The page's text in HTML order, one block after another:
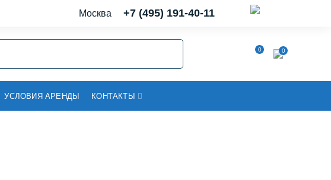
Москва +7 (495) 191-40-11
0 0
УСЛОВИЯ АРЕНДЫ КОНТАКТЫ